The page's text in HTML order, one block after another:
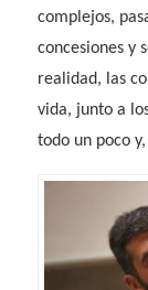
complejos,
concesiones y
realidad, las
vida, junto a
todo un poco